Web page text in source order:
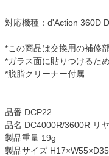
対応機種：d'Action 360D
*この商品は交換用の補修部
*ガラス面に貼りつけるた
*脱脂クリーナー付属
品番 DCP22
品名 DC4000R/3600R リ
製品重量 19g
製品サイズ